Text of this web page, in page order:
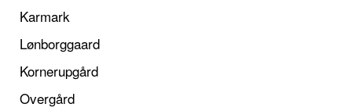
Karmark
Lønborggaard
Kornerupgård
Overgård